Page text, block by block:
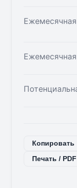
Копировать
Печать / PDF